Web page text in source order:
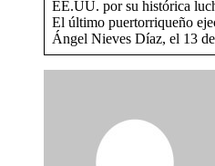
EE.UU. por su histórica
El último puertorriqueño
Ángel Nieves Díaz, el 13